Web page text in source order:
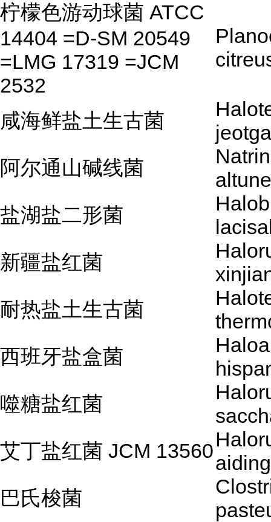
柠檬色游动球菌 ATCC
14404 =D-SM 20549
=LMG 17319 =JCM
2532
咸海鲜盐土生古菌
阿尔通山碱线菌
盐湖盐二形菌
新疆盐红菌
耐热盐土生古菌
西班牙盐盒菌
噬糖盐红菌
艾丁盐红菌 JCM 13560
巴氏梭菌